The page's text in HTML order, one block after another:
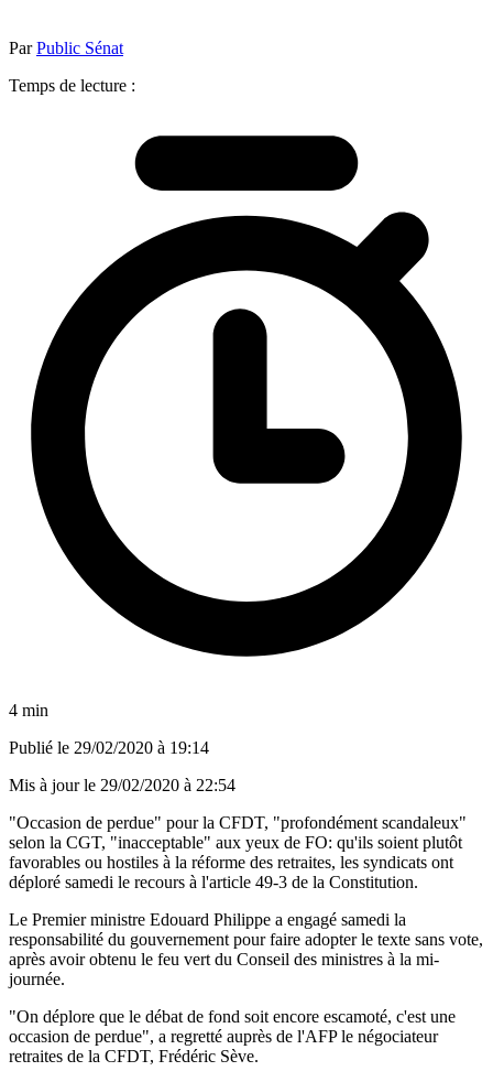
ParPublic Sénat
Temps de lecture :
4 min
Publié le 29/02/2020 à 19:14
Mis à jour le 29/02/2020 à 22:54
"Occasion de perdue" pour la CFDT, "profondément scandaleux"
selon la CGT, "inacceptable" aux yeux de FO: qu'ils soient plutôt
favorables ou hostiles à la réforme des retraites, les syndicats ont
déploré samedi le recours à l'article 49-3 de la Constitution.
Le Premier ministre Edouard Philippe a engagé samedi la
responsabilité du gouvernement pour faire adopter le texte sans vote,
après avoir obtenu le feu vert du Conseil des ministres à la mi-
journée.
"On déplore que le débat de fond soit encore escamoté, c'est une
occasion de perdue", a regretté auprès de l'AFP le négociateur
retraites de la CFDT, Frédéric Sève.